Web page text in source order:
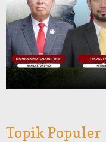
Topik Populer